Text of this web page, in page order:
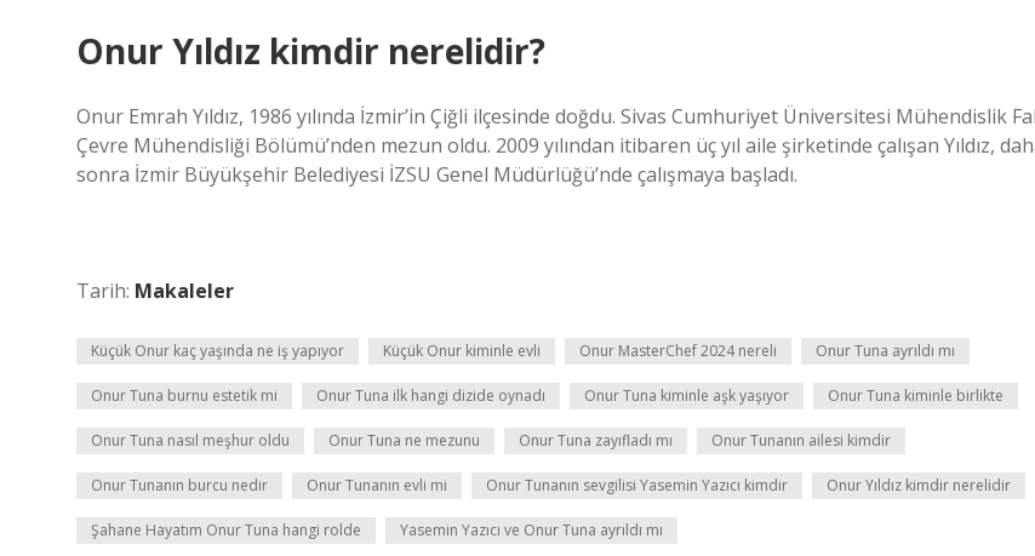
Onur Yıldız kimdir nerelidir?
Onur Emrah Yıldız, 1986 yılında İzmir’in Çiğli ilçesinde doğdu. Sivas Cumhuriyet Üniversitesi Mühendislik
Çevre Mühendisliği Bölümü’nden mezun oldu. 2009 yılından itibaren üç yıl aile şirketinde çalışan Yıldız,
sonra İzmir Büyükşehir Belediyesi İZSU Genel Müdürlüğü’nde çalışmaya başladı.
Tarih: Makaleler
Küçük Onur kaç yaşında ne iş yapıyor Küçük Onur kiminle evli Onur MasterChef 2024 nereli Onur Tuna ayrıldı mı
Onur Tuna burnu estetik mi Onur Tuna ilk hangi dizide oynadı Onur Tuna kiminle aşk yaşıyor Onur Tuna kiminle birlikte
Onur Tuna nasıl meşhur oldu Onur Tuna ne mezunu Onur Tuna zayıfladı mı Onur Tunanın ailesi kimdir
Onur Tunanın burcu nedir Onur Tunanın evli mi Onur Tunanın sevgilisi Yasemin Yazıcı kimdir Onur Yıldız kimdir nerelidir
Şahane Hayatım Onur Tuna hangi rolde Yasemin Yazıcı ve Onur Tuna ayrıldı mı